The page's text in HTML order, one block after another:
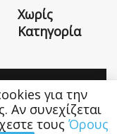
Χωρίς
Κατηγορία
για την
Αν συνεχίζεται
τους Όρους